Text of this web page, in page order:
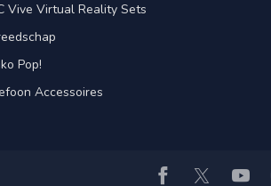
Vive Virtual Reality Sets
Pop!
Accessoires